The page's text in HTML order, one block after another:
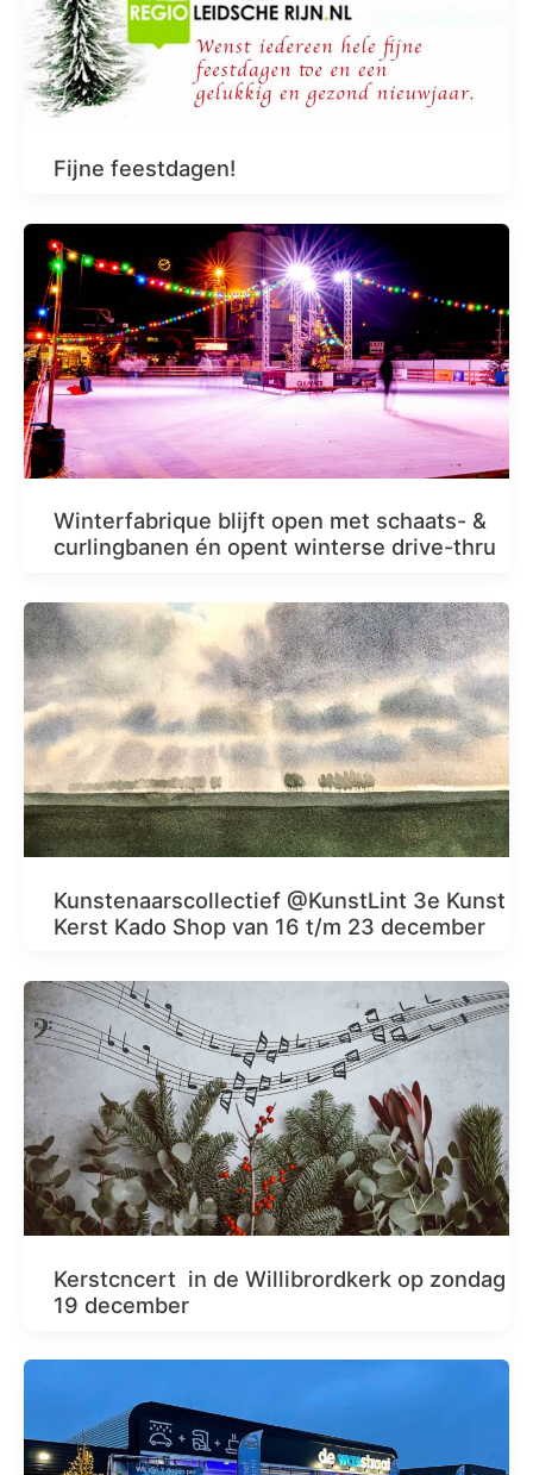
Fijne feestdagen!
Winterfabrique blijft open met schaats- &
curlingbanen én opent winterse drive-thru
Kunstenaarscollectief @KunstLint 3e Kunst
Kerst Kado Shop van 16 t/m 23 december
Kerstcncert in de Willibrordkerk op zondag
19 december